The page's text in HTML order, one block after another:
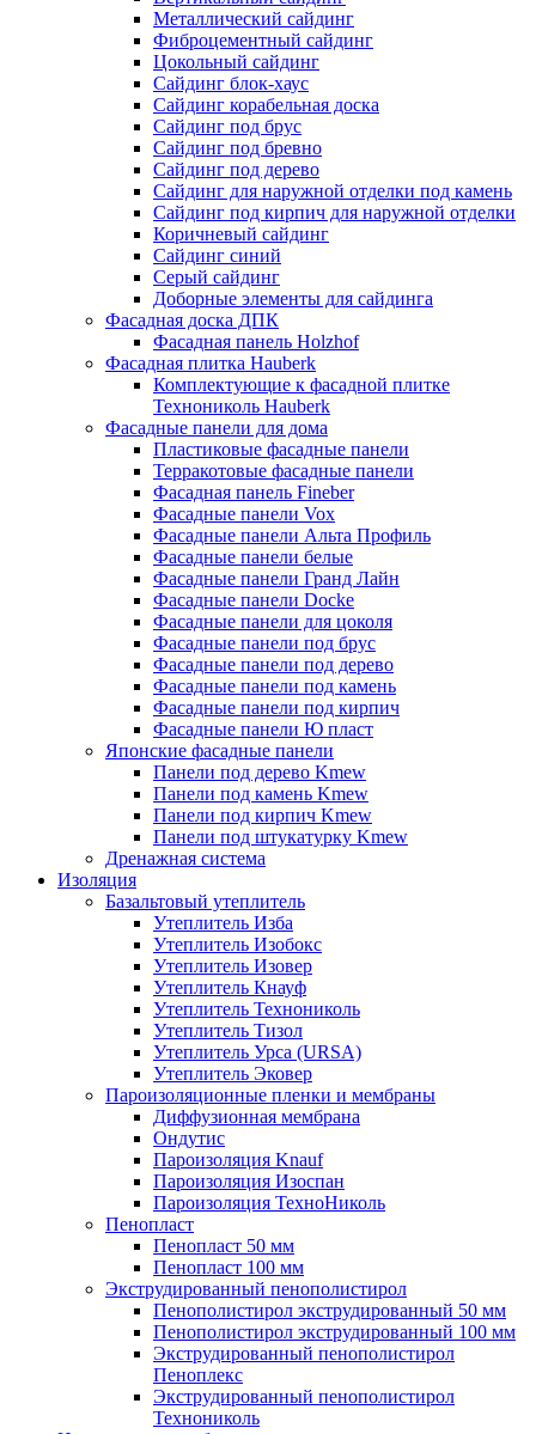
Металлический сайдинг
Фиброцементный сайдинг
Цокольный сайдинг
Сайдинг блок-хаус
Сайдинг корабельная доска
Сайдинг под брус
Сайдинг под бревно
Сайдинг под дерево
Сайдинг для наружной отделки под камень
Сайдинг под кирпич для наружной отделки
Коричневый сайдинг
Сайдинг синий
Серый сайдинг
Доборные элементы для сайдинга
Фасадная доска ДПК
Фасадная панель Holzhof
Фасадная плитка Hauberk
Комплектующие к фасадной плитке
Технониколь Hauberk
Фасадные панели для дома
Пластиковые фасадные панели
Терракотовые фасадные панели
Фасадная панель Fineber
Фасадные панели Vox
Фасадные панели Альта Профиль
Фасадные панели белые
Фасадные панели Гранд Лайн
Фасадные панели Docke
Фасадные панели для цоколя
Фасадные панели под брус
Фасадные панели под дерево
Фасадные панели под камень
Фасадные панели под кирпич
Фасадные панели Ю пласт
Японские фасадные панели
Панели под дерево Kmew
Панели под камень Kmew
Панели под кирпич Kmew
Панели под штукатурку Kmew
Дренажная система
Изоляция
Базальтовый утеплитель
Утеплитель Изба
Утеплитель Изобокс
Утеплитель Изовер
Утеплитель Кнауф
Утеплитель Технониколь
Утеплитель Тизол
Утеплитель Урса (URSA)
Утеплитель Эковер
Пароизоляционные пленки и мембраны
Диффузионная мембрана
Ондутис
Пароизоляция Knauf
Пароизоляция Изоспан
Пароизоляция ТехноНиколь
Пенопласт
Пенопласт 50 мм
Пенопласт 100 мм
Экструдированный пенополистирол
Пенополистирол экструдированный 50 мм
Пенополистирол экструдированный 100 мм
Экструдированный пенополистирол
Пеноплекс
Экструдированный пенополистирол
Технониколь